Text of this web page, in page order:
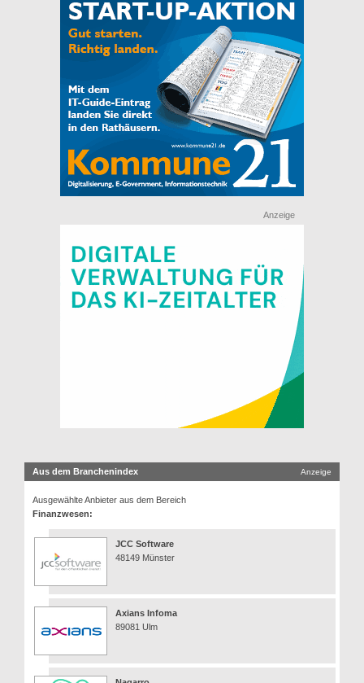
Anzeige
Aus dem Branchenindex Anzeige
Ausgewählte Anbieter aus dem Bereich
Finanzwesen:
JCC Software
48149 Münster
Axians Infoma
89081 Ulm